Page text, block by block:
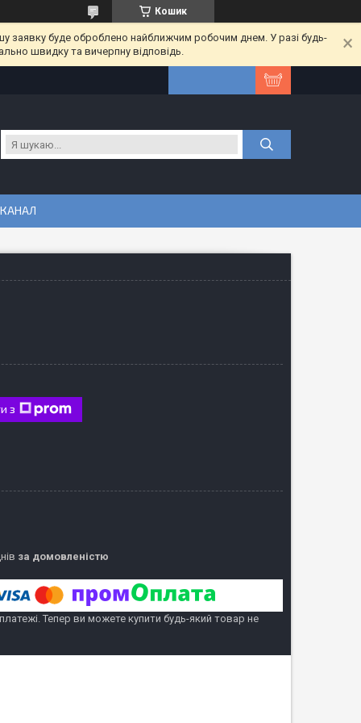
Кошик
заявку буде оброблено найближчим робочим днем. У разі будь-
швидку та вичерпну відповідь.
з
за домовленістю
Тепер ви можете купити будь-який товар не